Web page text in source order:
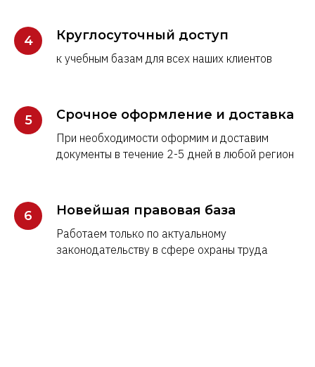
Круглосуточный доступ
к учебным базам для всех наших клиентов
Срочное оформление и доставка
При необходимости оформим и доставим
документы в течение 2-5 дней в любой регион
Новейшая правовая база
Работаем только по актуальному
законодательству в сфере охраны труда